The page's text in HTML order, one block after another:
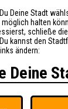
Deine Stadt
halten
schließe
kannst den
ändern:
Deine